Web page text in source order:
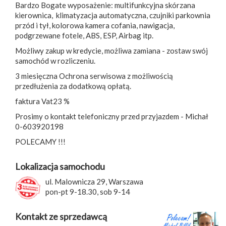
Bardzo Bogate wyposażenie: multifunkcyjna skórzana
kierownica, klimatyzacja automatyczna, czujniki parkownia
przód i tył, kolorowa kamera cofania, nawigacja,
podgrzewane fotele, ABS, ESP, Airbag itp.
Możliwy zakup w kredycie, możliwa zamiana - zostaw swój
samochód w rozliczeniu.
3 miesięczna Ochrona serwisowa z możliwością
przedłużenia za dodatkową opłatą.
faktura Vat23 %
Prosimy o kontakt telefoniczny przed przyjazdem - Michał
0-603920198
POLECAMY !!!
Lokalizacja samochodu
ul. Malownicza 29, Warszawa
pon-pt 9-18.30, sob 9-14
Kontakt ze sprzedawcą